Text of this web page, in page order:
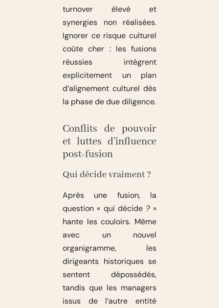
turnover élevé et
synergies non réalisées.
Ignorer ce risque culturel
coûte cher : les fusions
réussies intègrent
explicitement un plan
d’alignement culturel dès
la phase de due diligence.
Conflits de pouvoir
et luttes d’influence
post-fusion
Qui décide vraiment ?
Après une fusion, la
question « qui décide ? »
hante les couloirs. Même
avec un nouvel
organigramme, les
dirigeants historiques se
sentent dépossédés,
tandis que les managers
issus de l’autre entité